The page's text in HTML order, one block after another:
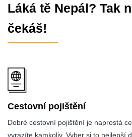
Láká tě Nepál? Tak
čekáš!
Cestovní pojištění
Dobré cestovní pojištění je naprostá
vyrazíte kamkoliv. Vyber si to nejlepší